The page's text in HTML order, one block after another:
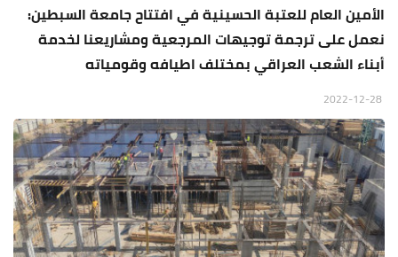
الأمين العام للعتبة الحسينية في افتتاح جامعة السبطين:
نعمل على ترجمة توجيهات المرجعية ومشاريعنا لخدمة
أبناء الشعب العراقي بمختلف اطيافه وقومياته